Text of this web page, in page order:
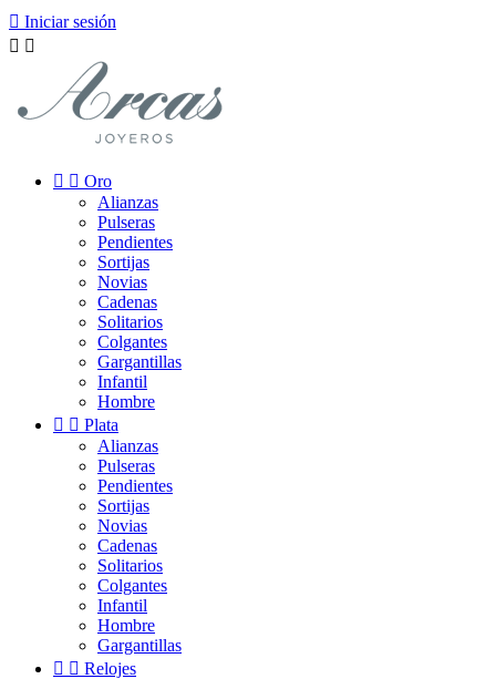
 Iniciar sesión
 
  Oro
Alianzas
Pulseras
Pendientes
Sortijas
Novias
Cadenas
Solitarios
Colgantes
Gargantillas
Infantil
Hombre
  Plata
Alianzas
Pulseras
Pendientes
Sortijas
Novias
Cadenas
Solitarios
Colgantes
Infantil
Hombre
Gargantillas
  Relojes